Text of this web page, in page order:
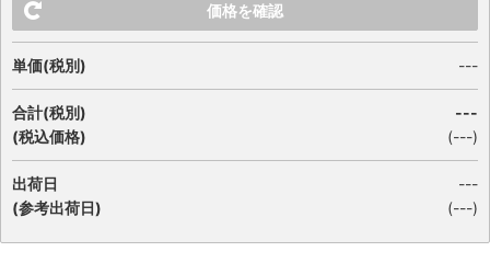
価格を確認
単価(税別) ---
合計(税別)
(税込価格)
---
(---)
出荷日
(参考出荷日)
---
(---)